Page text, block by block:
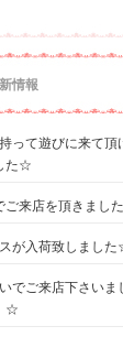
情報
って遊びに来て頂
た☆
ご来店を頂きまし
が入荷致しまし
でご来店下さいま
☆